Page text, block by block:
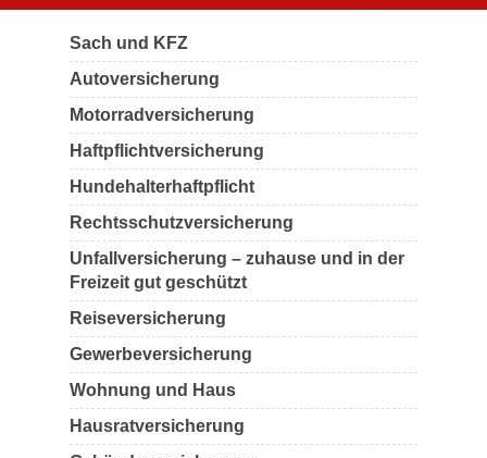
Sach und KFZ
Autoversicherung
Motorradversicherung
Haftpflichtversicherung
Hundehalterhaftpflicht
Rechtsschutzversicherung
Unfallversicherung – zuhause und in der
Freizeit gut geschützt
Reiseversicherung
Gewerbeversicherung
Wohnung und Haus
Hausratversicherung